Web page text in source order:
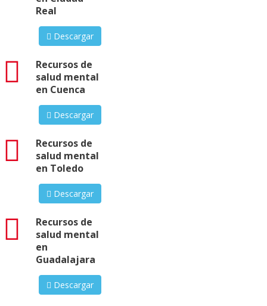
Real
Descargar
Recursos de
salud mental
en Cuenca
pdf
Descargar
Recursos de
salud mental
en Toledo
pdf
Descargar
Recursos de
salud mental
en
Guadalajara
pdf
Descargar